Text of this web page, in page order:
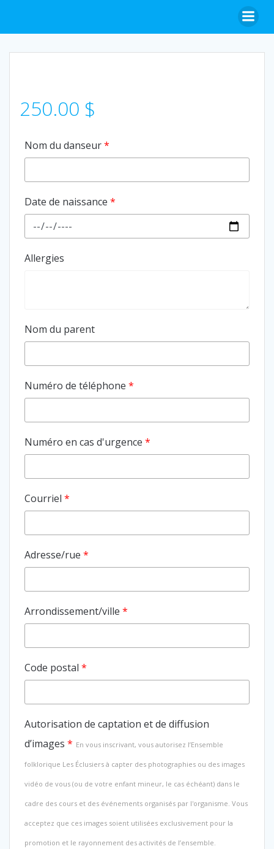
contenu
250.00 $
Nom du danseur*
Date de naissance *
Allergies
Nom du parent
Numéro de téléphone *
Numéro en cas d'urgence *
Courriel *
Adresse/rue *
Arrondissement/ville *
Code postal *
Autorisation de captation et de diffusion
d’images * En vous inscrivant, vous autorisez l’Ensemble
folklorique Les Éclusiers à capter des photographies ou des images
vidéo de vous (ou de votre enfant mineur, le cas échéant) dans le
cadre des cours et des événements organisés par l'organisme. Vous
acceptez que ces images soient utilisées exclusivement pour la
promotion et le rayonnement des activités de l’ensemble.